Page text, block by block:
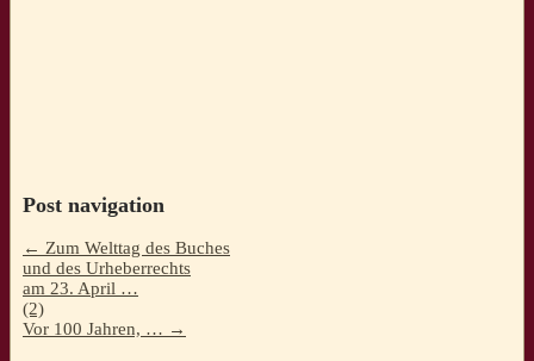
Post navigation
← Zum Welttag des Buches
und des Urheberrechts
am 23. April …
(2)
Vor 100 Jahren, … →